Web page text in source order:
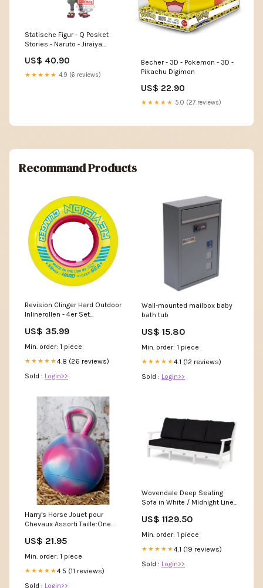
Statische Figur - Q Posket
Stories - Naruto - Jiraiya
US$ 40.90
★★★★★ 4.9 (6 reviews)
Becher - 3D - Pokemon - 3D -
Pikachu Digimon
US$ 22.90
★★★★★ 5.0 (27 reviews)
Recommand Products
Revision Clinger Hard Outdoor
Inlinerollen - 4er Set
US$ 35.99
Min. order: 1 piece
★★★★★4.8 (26 reviews)
Sold : Login>>
Wall-mounted mailbox baby
bath tub
US$ 15.80
Min. order: 1 piece
★★★★★4.1 (12 reviews)
Sold : Login>>
Harry's Horse Jouet pour
Chevaux Assorti Taille:One
US$ 21.95
Min. order: 1 piece
★★★★★4.5 (11 reviews)
Sold : Login>>
Wovendale Deep Seating
Sofa in White / Midnight Linen
side-chair-cltgd141
US$ 1129.50
Min. order: 1 piece
★★★★★4.1 (19 reviews)
Sold : Login>>